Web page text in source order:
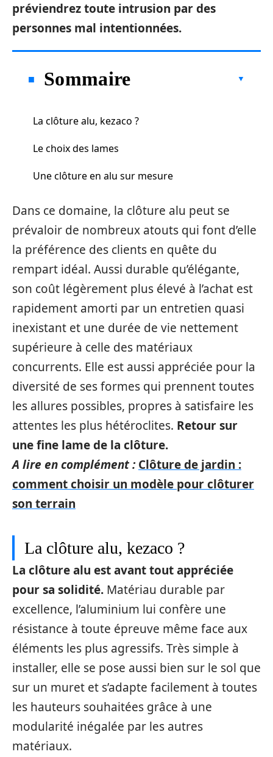
préviendrez toute intrusion par des
personnes mal intentionnées.
Sommaire
La clôture alu, kezaco ?
Le choix des lames
Une clôture en alu sur mesure
Dans ce domaine, la clôture alu peut se
prévaloir de nombreux atouts qui font d’elle
la préférence des clients en quête du
rempart idéal. Aussi durable qu’élégante,
son coût légèrement plus élevé à l’achat est
rapidement amorti par un entretien quasi
inexistant et une durée de vie nettement
supérieure à celle des matériaux
concurrents. Elle est aussi appréciée pour la
diversité de ses formes qui prennent toutes
les allures possibles, propres à satisfaire les
attentes les plus hétéroclites. Retour sur
une fine lame de la clôture.
A lire en complément : Clôture de jardin :
comment choisir un modèle pour clôturer
son terrain
La clôture alu, kezaco ?
La clôture alu est avant tout appréciée
pour sa solidité. Matériau durable par
excellence, l’aluminium lui confère une
résistance à toute épreuve même face aux
éléments les plus agressifs. Très simple à
installer, elle se pose aussi bien sur le sol que
sur un muret et s’adapte facilement à toutes
les hauteurs souhaitées grâce à une
modularité inégalée par les autres
matériaux.